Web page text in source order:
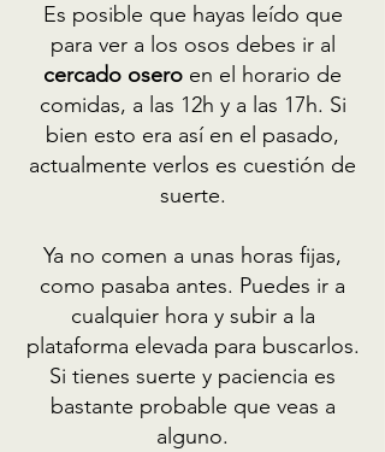
Es posible que hayas leído que
para ver a los osos debes ir al
cercado osero en el horario de
comidas, a las 12h y a las 17h. Si
bien esto era así en el pasado,
actualmente verlos es cuestión de
suerte.
Ya no comen a unas horas fijas,
como pasaba antes. Puedes ir a
cualquier hora y subir a la
plataforma elevada para buscarlos.
Si tienes suerte y paciencia es
bastante probable que veas a
alguno.